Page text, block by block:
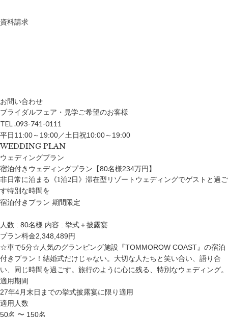
資料請求
お問い合わせ
ブライダルフェア・見学ご希望のお客様
TEL .093-741-0111
平日11:00～19:00／土日祝10:00～19:00
WEDDING PLAN
ウェディングプラン
宿泊付きウェディングプラン【80名様234万円】
非日常に泊まる《1泊2日》滞在型リゾートウェディングでゲストと過ご
す特別な時間を
宿泊付きプラン 期間限定
人数 : 80名様 内容 : 挙式＋披露宴
プラン料金2,348,489円
☆車で5分☆人気のグランピング施設『TOMMOROW COAST』の宿泊
付きプラン！結婚式だけじゃない。大切な人たちと笑い合い、語り合
い、同じ時間を過ごす。旅行のように心に残る、特別なウェディング。
適用期間
27年4月末日までの挙式披露宴に限り適用
適用人数
50名 〜 150名